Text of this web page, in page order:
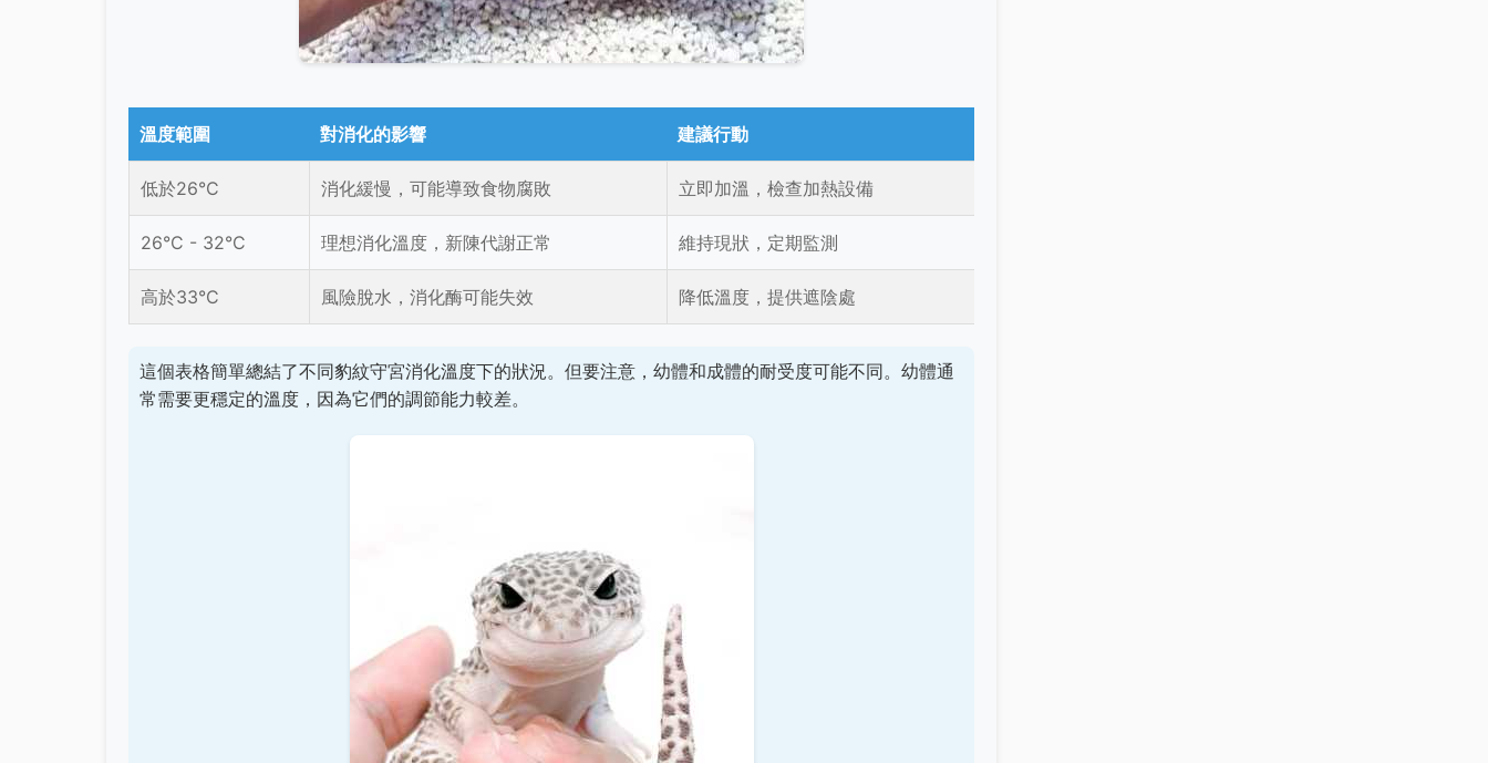
溫度範圍 對消化的影響 建議行動
低於26°C 消化緩慢，可能導致食物腐敗 立即加溫，檢查加熱設備
26°C - 32°C 理想消化溫度，新陳代謝正常 維持現狀，定期監測
高於33°C 風險脫水，消化酶可能失效 降低溫度，提供遮陰處
這個表格簡單總結了不同豹紋守宮消化溫度下的狀況。但要注意，幼體和成體的耐受度可能不同。幼體通
常需要更穩定的溫度，因為它們的調節能力較差。